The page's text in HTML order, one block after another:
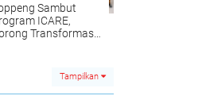
Sambut
ICARE,
Transformasi
Tampilkan